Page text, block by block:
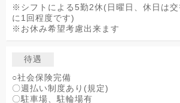
※シフトによる5勤2休(日曜日、休日は交
に1回程度です)
※お休み希望考慮出来ます
待遇
○社会保険完備
〇週払い制度あり(規定)
〇駐車場、駐輪場有